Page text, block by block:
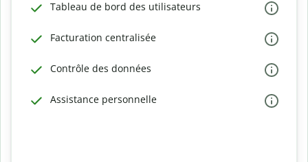
Tableau de bord des utilisateurs
Facturation centralisée
Contrôle des données
Assistance personnelle